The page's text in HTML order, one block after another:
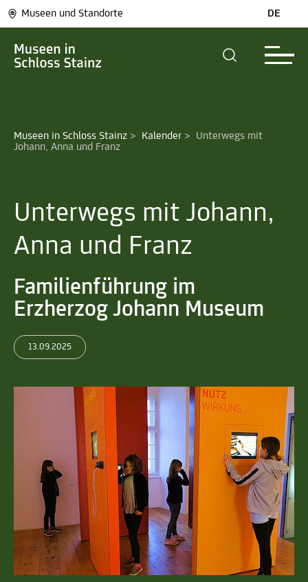
Museen und Standorte DE
Museen in Schloss Stainz > Kalender > Unterwegs mit
Johann, Anna und Franz
Unterwegs mit Johann,
Anna und Franz
Familienführung im
Erzherzog Johann Museum
13.09.2025